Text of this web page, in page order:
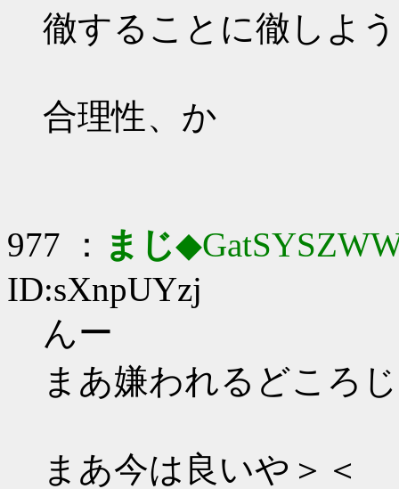
徹することに徹しよう
合理性、か
977 ： まじ
ID:sXnpUYzj
んー
まあ嫌われるどころ
まあ今は良いや＞＜